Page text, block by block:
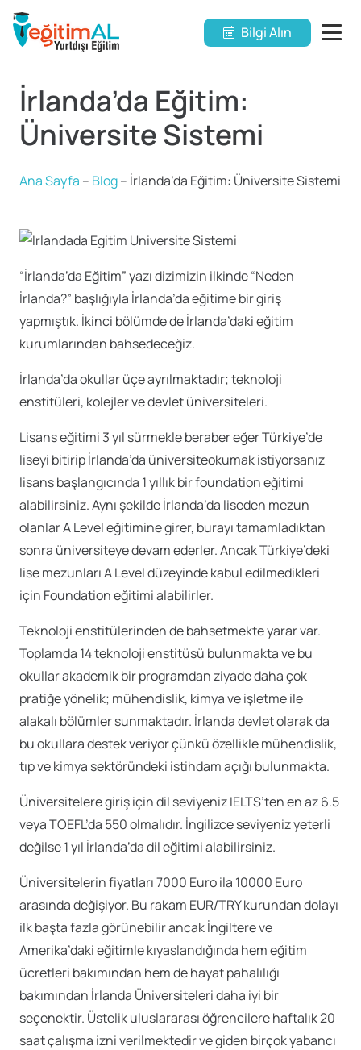
Bilgi Alın
İrlanda’da Eğitim:
Üniversite Sistemi
Ana Sayfa – Blog– İrlanda’da Eğitim: Üniversite Sistemi
“İrlanda’da Eğitim” yazı dizimizin ilkinde “Neden
İrlanda?” başlığıyla İrlanda’da eğitime bir giriş
yapmıştık. İkinci bölümde de İrlanda’daki eğitim
kurumlarından bahsedeceğiz.
İrlanda’da okullar üçe ayrılmaktadır; teknoloji
enstitüleri, kolejler ve devlet üniversiteleri.
Lisans eğitimi 3 yıl sürmekle beraber eğer Türkiye’de
liseyi bitirip İrlanda’da üniversiteokumak istiyorsanız
lisans başlangıcında 1 yıllık bir foundation eğitimi
alabilirsiniz. Aynı şekilde İrlanda’da liseden mezun
olanlar A Level eğitimine girer, burayı tamamladıktan
sonra üniversiteye devam ederler. Ancak Türkiye’deki
lise mezunları A Level düzeyinde kabul edilmedikleri
için Foundation eğitimi alabilirler.
Teknoloji enstitülerinden de bahsetmekte yarar var.
Toplamda 14 teknoloji enstitüsü bulunmakta ve bu
okullar akademik bir programdan ziyade daha çok
pratiğe yönelik; mühendislik, kimya ve işletme ile
alakalı bölümler sunmaktadır. İrlanda devlet olarak da
bu okullara destek veriyor çünkü özellikle mühendislik,
tıp ve kimya sektöründeki istihdam açığı bulunmakta.
Üniversitelere giriş için dil seviyeniz IELTS’ten en az 6.5
veya TOEFL’da 550 olmalıdır. İngilizce seviyeniz yeterli
değilse 1 yıl İrlanda’da dil eğitimi alabilirsiniz.
Üniversitelerin fiyatları 7000 Euro ila 10000 Euro
arasında değişiyor. Bu rakam EUR/TRY kurundan dolayı
ilk başta fazla görünebilir ancak İngiltere ve
Amerika’daki eğitimle kıyaslandığında hem eğitim
ücretleri bakımından hem de hayat pahalılığı
bakımından İrlanda Üniversiteleri daha iyi bir
seçenektir. Üstelik uluslararası öğrencilere haftalık 20
saat çalışma izni verilmektedir ve giden birçok yabancı